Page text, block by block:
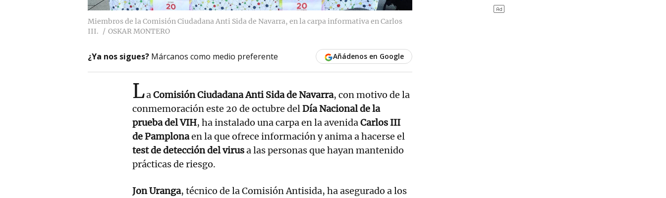
Miembros de la Comisión Ciudadana Anti Sida de Navarra, en la carpa informativa en Carlos
III.
OSKAR MONTERO
¿Ya nos sigues? Márcanos como medio preferente Añádenos en Google
LaComisión Ciudadana Anti Sida de Navarra, con motivo de la
conmemoración este 20 de octubre delDía Nacional de la
prueba del VIH, ha instalado una carpa en la avenidaCarlos III
de Pamplonaen la que ofrece información y anima a hacerse el
test de detección del virusa las personas que hayan mantenido
prácticas de riesgo.
Jon Uranga, técnico de la Comisión Antisida, ha asegurado a los